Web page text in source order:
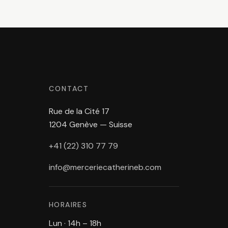
CONTACT
Rue de la Cité 17
1204 Genève — Suisse
+41 (22) 310 77 79
info@merceriecatherineb.com
HORAIRES
Lun · 14h – 18h